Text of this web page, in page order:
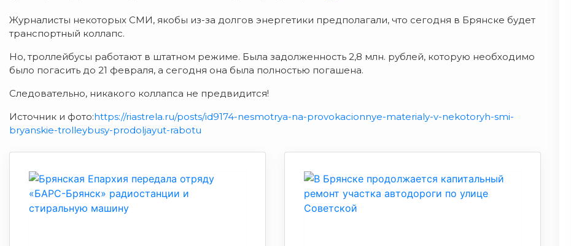
Журналисты некоторых СМИ, якобы из-за долгов энергетики предполагали, что сегодня в Брянске будет
транспортный коллапс.
Но, троллейбусы работают в штатном режиме. Была задолженность 2,8 млн. рублей, которую необходимо
было погасить до 21 февраля, а сегодня она была полностью погашена.
Следовательно, никакого коллапса не предвидится!
Источник и фото:https://riastrela.ru/posts/id9174-nesmotrya-na-provokacionnye-materialy-v-nekotoryh-smi-
bryanskie-trolleybusy-prodoljayut-rabotu